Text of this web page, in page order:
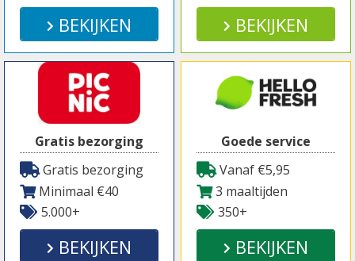
BEKIJKEN BEKIJKEN
Gratis bezorging
Gratis bezorging
Minimaal €40
5.000+
BEKIJKEN
Goede service
Vanaf €5,95
3 maaltijden
350+
BEKIJKEN